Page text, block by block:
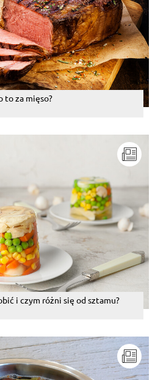
to za mięso?
i czym różni się od sztamu?